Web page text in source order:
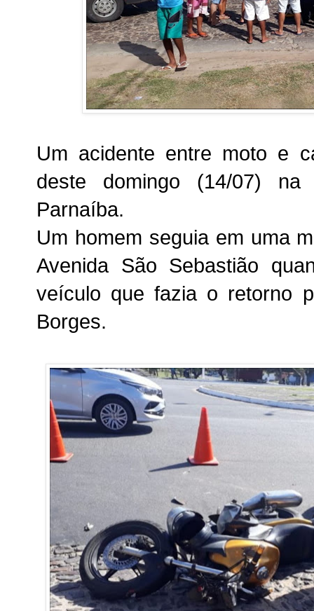
Um acidente entre moto e
deste domingo (14/07)
Parnaíba.
Um homem seguia em uma
Avenida São Sebastião
veículo que fazia o retorno
Borges.